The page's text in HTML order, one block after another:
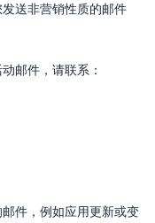
送非营销性质的邮件
邮件，请联系：
件，例如应用更新或变